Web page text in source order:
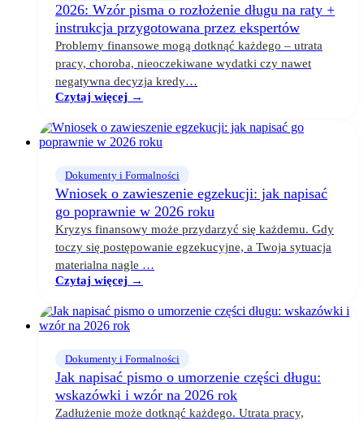
2026: Wzór pisma o rozłożenie długu na raty +
instrukcja przygotowana przez ekspertów
Problemy finansowe mogą dotknąć każdego – utrata
pracy, choroba, nieoczekiwane wydatki czy nawet
negatywna decyzja kredy…
Czytaj więcej →
Dokumenty i Formalności
Wniosek o zawieszenie egzekucji: jak napisać
go poprawnie w 2026 roku
Kryzys finansowy może przydarzyć się każdemu. Gdy
toczy się postępowanie egzekucyjne, a Twoja sytuacja
materialna nagle …
Czytaj więcej →
Dokumenty i Formalności
Jak napisać pismo o umorzenie części długu:
wskazówki i wzór na 2026 rok
Zadłużenie może dotknąć każdego. Utrata pracy,